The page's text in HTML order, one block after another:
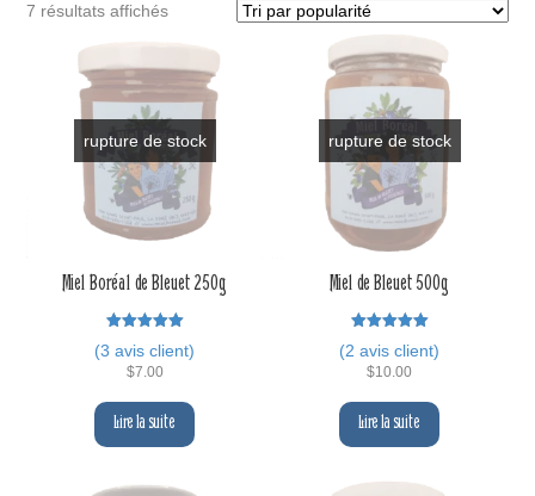
7 résultats affichésTrié
popularité
rupture de stock
Miel Boréal de Bleuet 250g
5.00
sur 5
(3 avis client)
$7.00
Lire la suite
rupture de stock
Miel de Bleuet 500g
5.00
sur 5
(2 avis client)
$10.00
Lire la suite